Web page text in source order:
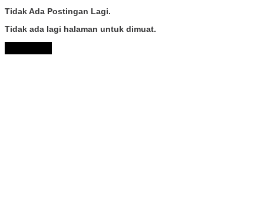
Tidak Ada Postingan Lagi.
Tidak ada lagi halaman untuk dimuat.